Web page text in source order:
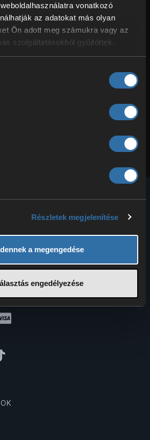
vonatkozó
az adatokat más olyan
Ön adott meg számukra vagy az
szolgáltatásokból gyűjtöttek.
Részletek megjelenítése
a megengedése
engedélyezése
mentés letöltése
egy FTP‑program használatát,
FileZilla. Járj el az alábbiak szerint:
az ASTRONEER-
ben nincs klasszikus
és játékszervereket kínál
több mint 100 játékhoz.